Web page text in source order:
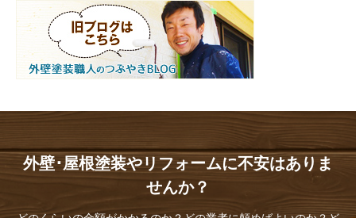
外壁･屋根塗装やリフォームに不安はありま
せんか？